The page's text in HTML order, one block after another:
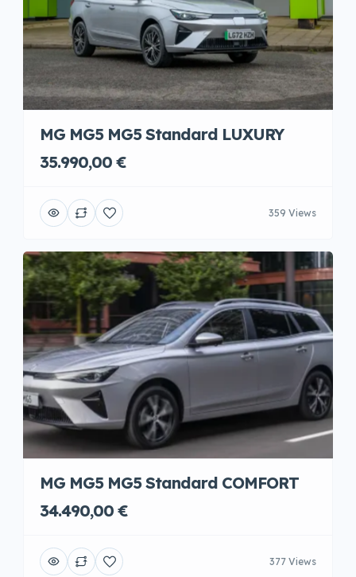
MG MG5 MG5 Standard LUXURY
35.990,00 €
359 Views
MG MG5 MG5 Standard COMFORT
34.490,00 €
377 Views